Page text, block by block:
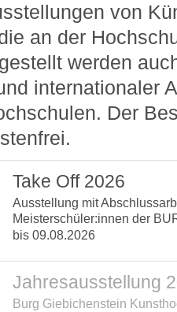
von
an der
werden
internationaler
Der
Take Off 2026
Ausstellung mit
Meisterschüler:innen der
bis 09.08.2026
Jahresausstellung
Burg Giebichenstein